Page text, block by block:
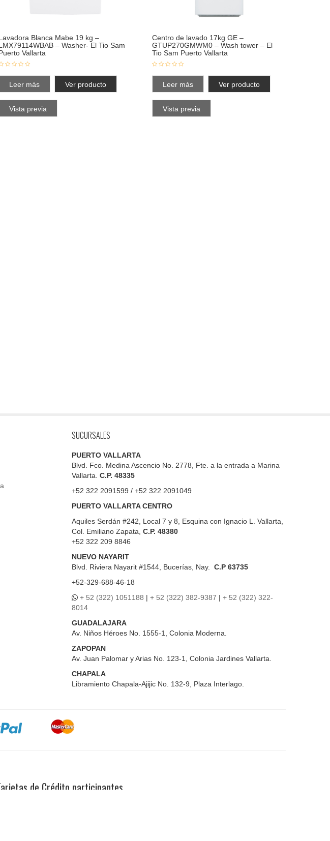
Blanca Mabe 19 kg –
– Washer- El Tio Sam
Vallarta
Leer más Ver producto
Vista previa
Centro de lavado 17kg GE –
GTUP270GMWM0 – Wash tower – El
Tio Sam Puerto Vallarta
Leer más Ver producto
Vista previa
SUCURSALES
PUERTO VALLARTA
Blvd. Fco. Medina Ascencio No. 2778, Fte. a la entrada a Marina
Vallarta. C.P. 48335
+52 322 2091599 / +52 322 2091049
PUERTO VALLARTA CENTRO
Aquiles Serdán #242, Local 7 y 8, Esquina con Ignacio L. Vallarta,
Col. Emiliano Zapata, C.P. 48380
+52 322 209 8846
NUEVO NAYARIT
Blvd. Riviera Nayarit #1544, Bucerías, Nay. C.P 63735
+52-329-688-46-18
+ 52 (322) 1051188 | + 52 (322) 382-9387 | + 52 (322) 322-
8014
GUADALAJARA
Av. Niños Héroes No. 1555-1, Colonia Moderna.
ZAPOPAN
Av. Juan Palomar y Arias No. 123-1, Colonia Jardines Vallarta.
CHAPALA
Libramiento Chapala-Ajijic No. 132-9, Plaza Interlago.
de Crédito participantes